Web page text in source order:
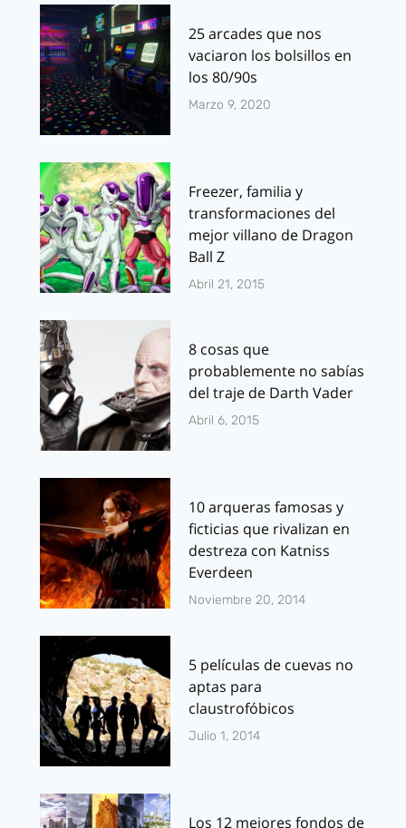
25 arcades que nos
vaciaron los bolsillos en
los 80/90s
Marzo 9, 2020
Freezer, familia y
transformaciones del
mejor villano de Dragon
Ball Z
Abril 21, 2015
8 cosas que
probablemente no sabías
del traje de Darth Vader
Abril 6, 2015
10 arqueras famosas y
ficticias que rivalizan en
destreza con Katniss
Everdeen
Noviembre 20, 2014
5 películas de cuevas no
aptas para
claustrofóbicos
Julio 1, 2014
Los 12 mejores fondos de